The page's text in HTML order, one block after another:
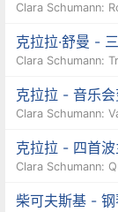
Clara Schumann:
克拉拉·舒曼 -
Clara Schumann:
克拉拉 - 音乐
Clara Schumann:
克拉拉 - 四首波
Clara Schumann:
柴可夫斯基 -